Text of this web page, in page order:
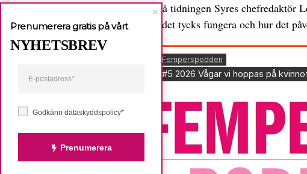
Hör också tidningen Syres chefredaktör
mediestödet tycks fungera och hur det
Godkänn dataskyddspolicy*
Prenumerera
Prenumerera gratis på vårt
NYHETSBREV